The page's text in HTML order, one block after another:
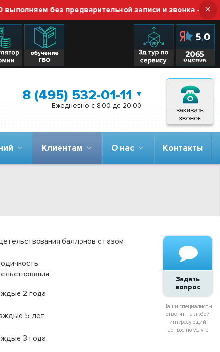
без предварительной записи и звонка — ×
8 (495) 532-01-11
Ежедневно с 8:00 до 20:00
Клиентам О нас Контакты
Задать
вопрос
Наши специалисты
ответят на любой
интересующий
вопрос по услуге
баллонов с газом
2 года
5 лет
3 года